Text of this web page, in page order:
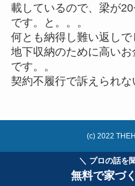
＼ プロの話を
無料で家づ
載しているので、梁が
です。と。。。
何とも納得し難い返しで
地下収納のために高い
です。。
契約不履行で訴えられな
(c) 2022